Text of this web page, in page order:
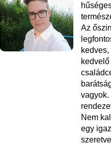
Az
vagyok.
Nem
egy